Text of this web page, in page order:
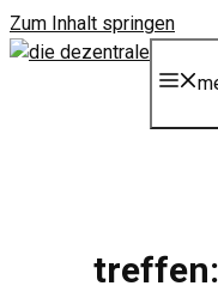
Zum Inhalt springen